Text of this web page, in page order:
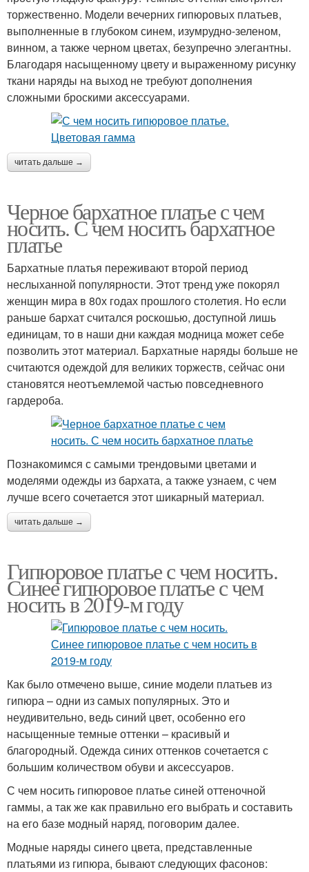
торжественно. Модели вечерних гипюровых платьев,
выполненные в глубоком синем, изумрудно-зеленом,
винном, а также черном цветах, безупречно элегантны.
Благодаря насыщенному цвету и выраженному рисунку
ткани наряды на выход не требуют дополнения
сложными броскими аксессуарами.
читать дальше →
Черное бархатное платье с чем
носить. С чем носить бархатное
платье
Бархатные платья переживают второй период
неслыханной популярности. Этот тренд уже покорял
женщин мира в 80х годах прошлого столетия. Но если
раньше бархат считался роскошью, доступной лишь
единицам, то в наши дни каждая модница может себе
позволить этот материал. Бархатные наряды больше не
считаются одеждой для великих торжеств, сейчас они
становятся неотъемлемой частью повседневного
гардероба.
Познакомимся с самыми трендовыми цветами и
моделями одежды из бархата, а также узнаем, с чем
лучше всего сочетается этот шикарный материал.
читать дальше →
Гипюровое платье с чем носить.
Синее гипюровое платье с чем
носить в 2019-м году
Как было отмечено выше, синие модели платьев из
гипюра – одни из самых популярных. Это и
неудивительно, ведь синий цвет, особенно его
насыщенные темные оттенки – красивый и
благородный. Одежда синих оттенков сочетается с
большим количеством обуви и аксессуаров.
С чем носить гипюровое платье синей оттеночной
гаммы, а так же как правильно его выбрать и составить
на его базе модный наряд, поговорим далее.
Модные наряды синего цвета, представленные
платьями из гипюра, бывают следующих фасонов: